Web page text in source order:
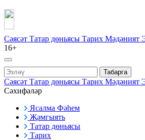
Сәясәт Татар дөньясы Тарих Мәдәният
16+
Табарга
Сәясәт Татар дөньясы Тарих Мәдәният
Сәхифәләр
Ясалма Фәһем
Җәмгыять
Татар дөньясы
Тарих